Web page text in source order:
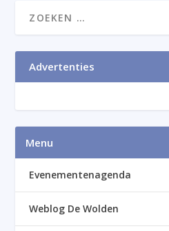
Advertenties
Menu
Evenementenagenda
Weblog De Wolden